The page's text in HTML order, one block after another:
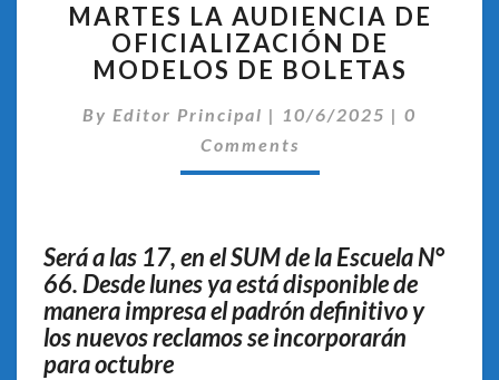
REALIZARÁ
ESTE
MARTES
AUDIENCIA
DE
BOLETAS
MARTES LA AUDIENCIA DE
OFICIALIZACIÓN DE
MODELOS DE BOLETAS
By Editor Principal | 10/6/2025 | 0
Comments
Será a las 17, en el SUM de la Escuela N°
66. Desde lunes ya está disponible de
manera impresa el padrón definitivo y
los nuevos reclamos se incorporarán
para octubre